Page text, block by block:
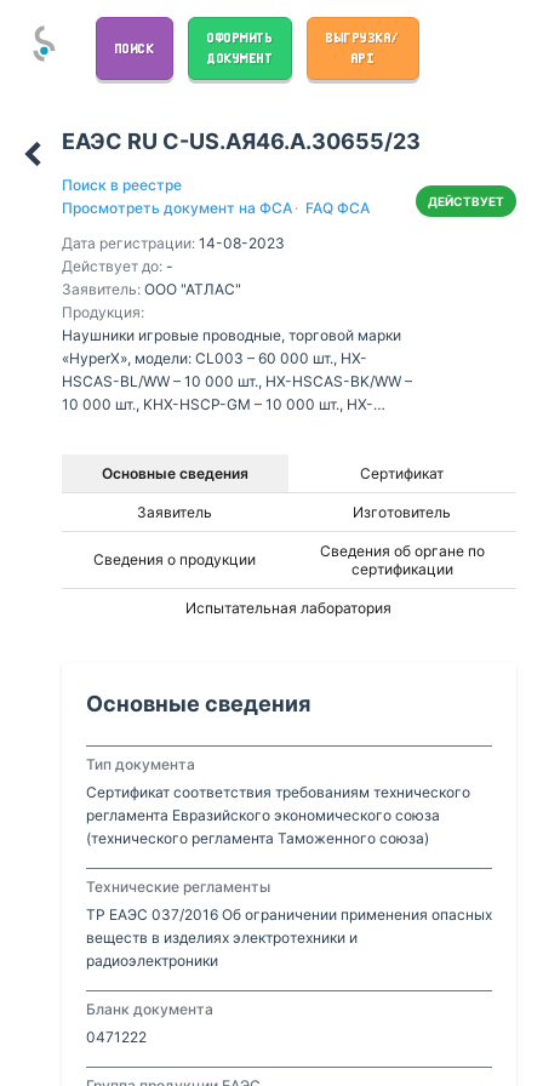
ПОИСК
ОФОРМИТЬ
ДОКУМЕНТ
ВЫГРУЗКА/
API
ЕАЭС RU С-US.АЯ46.А.30655/23
Поиск в реестре
Просмотреть документ на ФСА · FAQ ФСА
Дата регистрации: 14-08-2023
Действует до: -
Заявитель: ООО "АТЛАС"
Продукция:
Наушники игровые проводные, торговой марки
«HyperX», модели: CL003 – 60 000 шт., HX-
HSCAS-BL/WW – 10 000 шт., HX-HSCAS-BK/WW –
10 000 шт., KHX-HSCP-GM – 10 000 шт., HX-
000 шт., HX-HSCCHX-BK/AS – 10 000 шт., CS004
– 10 000 шт., СА001 – 10 000 шт., HX-HSCAS-BK –
10 000 шт., 4P5M2AA – 10 000 шт., CS008 – 10
000 шт., CS007 – 10 000 шт., HX-HSCOS-GM/WW
– 10 000 шт. Наушники игровые беспроводные,
торговой марки «HyperX», модели: HX-HSCF-
BK/EM – 10 000 шт., HHSC2X-BA-R – 10 000 шт.,
шт. Проводная гарнитура, торговой марки
CEB001 – 10 000 шт.
ДЕЙСТВУЕТ
Основные сведения Сертификат
Заявитель Изготовитель
Сведения о продукции
Сведения об органе по
сертификации
Испытательная лаборатория
Основные сведения
Тип документа
Сертификат соответствия требованиям технического
регламента Евразийского экономического союза
(технического регламента Таможенного союза)
Технические регламенты
ТР ЕАЭС 037/2016 Об ограничении применения опасных
веществ в изделиях электротехники и
радиоэлектроники
Бланк документа
0471222